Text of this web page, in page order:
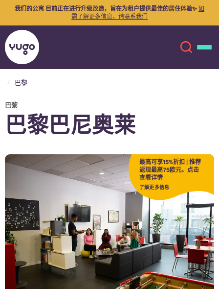
地点
账户 语言
English (GB)
English (US)
选择一个国家
选择一个城市
立即预订
English (US)
Chinese Español
Català Deutsch
Italian French
Portuguese
巴黎
我们的公寓 目前正在进行升级改造，旨在为租户提供最佳的居住体验✨ 如
需了解更多信息，请联系我们
巴黎
巴黎巴尼奥莱
最高可享15%折扣 | 推荐
返现最高75欧元。点击
查看详情
了解更多信息